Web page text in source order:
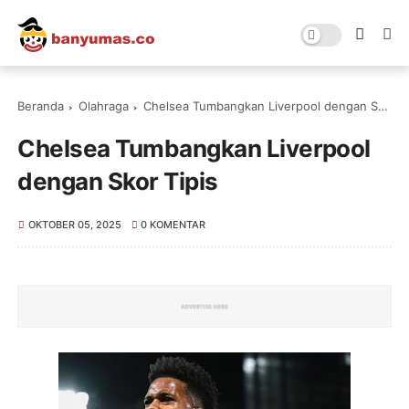
Beranda Olahraga Chelsea Tumbangkan Liverpool dengan Skor Tipis
Chelsea Tumbangkan Liverpool
dengan Skor Tipis
OKTOBER 05, 2025 0 KOMENTAR